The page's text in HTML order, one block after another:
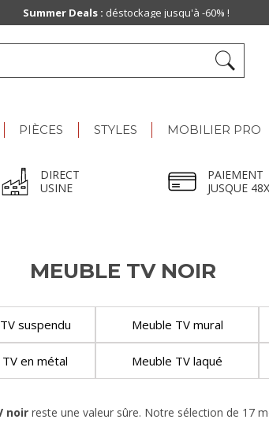
PIÈCES STYLES MOBILIER PRO
DIRECT
USINE
PAIEMENT
JUSQUE 48X
MEUBLE TV NOIR
suspendu Meuble TV mural
en métal Meuble TV laqué
noir reste une valeur sûre. Notre sélection de 17
Summer Deals : déstockage jusqu'à -60% !